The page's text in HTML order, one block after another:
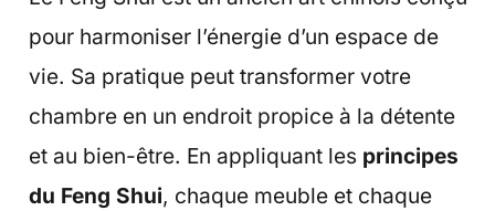
pour harmoniser l’énergie d’un espace de
vie. Sa pratique peut transformer votre
chambre en un endroit propice à la détente
et au bien-être. En appliquant les principes
du Feng Shui, chaque meuble et chaque